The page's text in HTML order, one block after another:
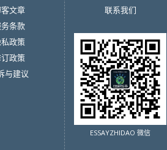
文章
条款
政策
政策
与建议
联系我们
ESSAYZHIDAO 微信